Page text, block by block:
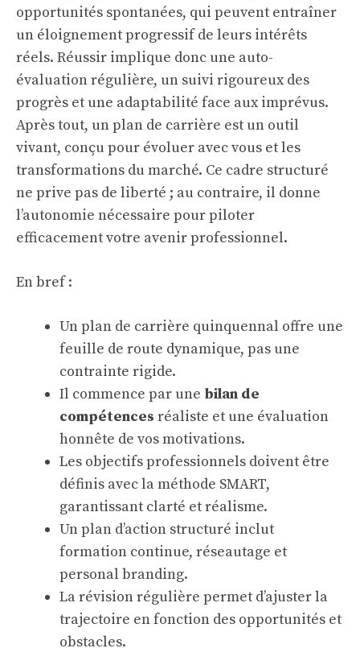
opportunités spontanées, qui peuvent entraîner
un éloignement progressif de leurs intérêts
réels. Réussir implique donc une auto-
évaluation régulière, un suivi rigoureux des
progrès et une adaptabilité face aux imprévus.
Après tout, un plan de carrière est un outil
vivant, conçu pour évoluer avec vous et les
transformations du marché. Ce cadre structuré
ne prive pas de liberté ; au contraire, il donne
l’autonomie nécessaire pour piloter
efficacement votre avenir professionnel.
En bref :
Un plan de carrière quinquennal offre une
feuille de route dynamique, pas une
contrainte rigide.
Il commence par une bilan de
compétences réaliste et une évaluation
honnête de vos motivations.
Les objectifs professionnels doivent être
définis avec la méthode SMART,
garantissant clarté et réalisme.
Un plan d’action structuré inclut
formation continue, réseautage et
personal branding.
La révision régulière permet d’ajuster la
trajectoire en fonction des opportunités et
obstacles.